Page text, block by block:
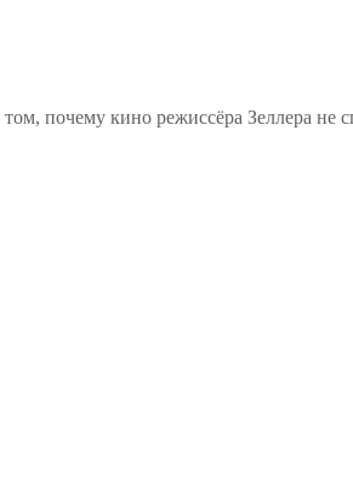
кино режиссёра Зеллера не